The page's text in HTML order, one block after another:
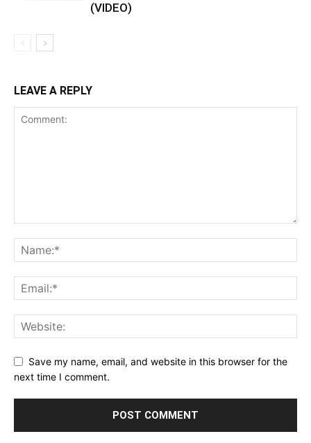
(VIDEO)
LEAVE A REPLY
Save my name, email, and website in this browser for the
next time I comment.